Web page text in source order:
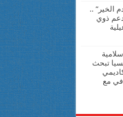
الخير” ..
ذوي
تبحث
مع